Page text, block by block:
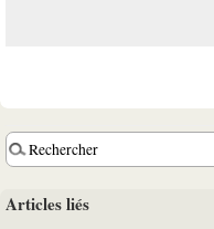
Articles liés